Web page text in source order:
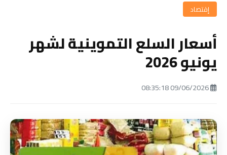
إقتصاد
أسعار السلع التموينية لشهر
يونيو 2026